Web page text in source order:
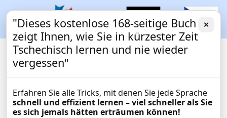
"Dieses kostenlose 168-seitige Buch
zeigt Ihnen, wie Sie in kürzester Zeit
Tschechisch lernen und nie wieder
vergessen"
✕
Erfahren Sie alle Tricks, mit denen Sie jede Sprache
schnell und effizient lernen – viel schneller als Sie
es sich jemals hätten erträumen können!